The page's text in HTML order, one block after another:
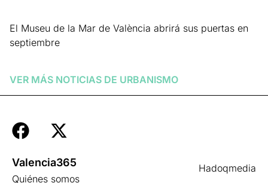
El Museu de la Mar de València abrirá sus puertas en
septiembre
VER MÁS NOTICIAS DE URBANISMO
Hadoqmedia
Valencia365
Quiénes somos